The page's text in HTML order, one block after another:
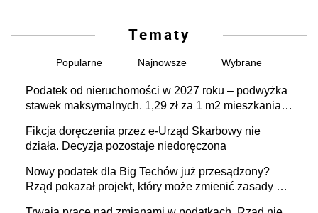
Tematy
Popularne Najnowsze Wybrane
Podatek od nieruchomości w 2027 roku – podwyżka
stawek maksymalnych. 1,29 zł za 1 m2 mieszkania,
prowadzeniem działalności gospodarczej
Fikcja doręczenia przez e-Urząd Skarbowy nie
działa. Decyzja pozostaje niedoręczona
Nowy podatek dla Big Techów już przesądzony?
Rząd pokazał projekt, który może zmienić zasady gry